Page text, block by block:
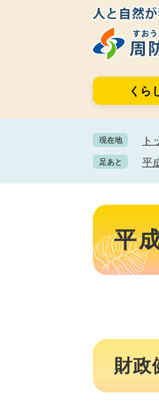
くら
現在地 ト
足あと 平
本
平
財政